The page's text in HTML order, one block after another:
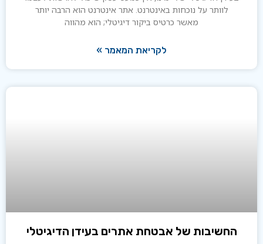
לוותר על נוכחות באינטרנט. אתר אינטרנט הוא הרבה יותר
מאשר כרטיס ביקור דיגיטלי; הוא מהווה
לקריאת המאמר »
של אבטחת אתרים בעידן הדיגיטלי